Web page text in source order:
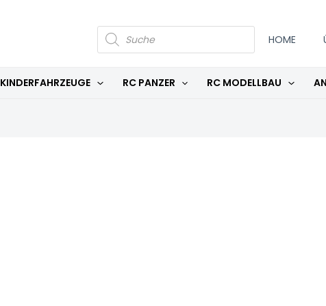
PRODUCTS
SEARCH HOME
KINDERFAHRZEUGE RC PANZER RC MODELLBAU